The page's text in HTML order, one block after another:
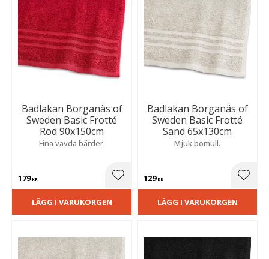
Badlakan Borganäs of
Sweden Basic Frotté
Röd 90x150cm
Fina vävda bårder.
179KR Lägg till i favoriter
LÄGG I VARUKORGEN
Badlakan Borganäs of
Sweden Basic Frotté
Sand 65x130cm
Mjuk bomull.
129KR
LÄGG I VARUKORGEN